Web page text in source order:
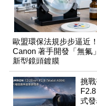
歐盟環保法規步步逼近！
Canon 著手開發「無氟」
新型鏡頭鍍膜
挑
式